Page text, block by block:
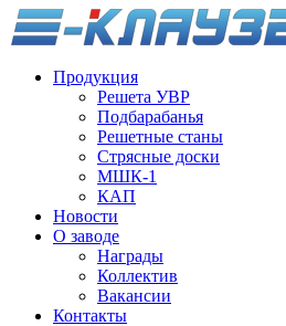
Продукция
Решета УВР
Подбарабанья
Решетные станы
Стрясные доски
МШК-1
КАП
Новости
О заводе
Награды
Коллектив
Вакансии
Контакты